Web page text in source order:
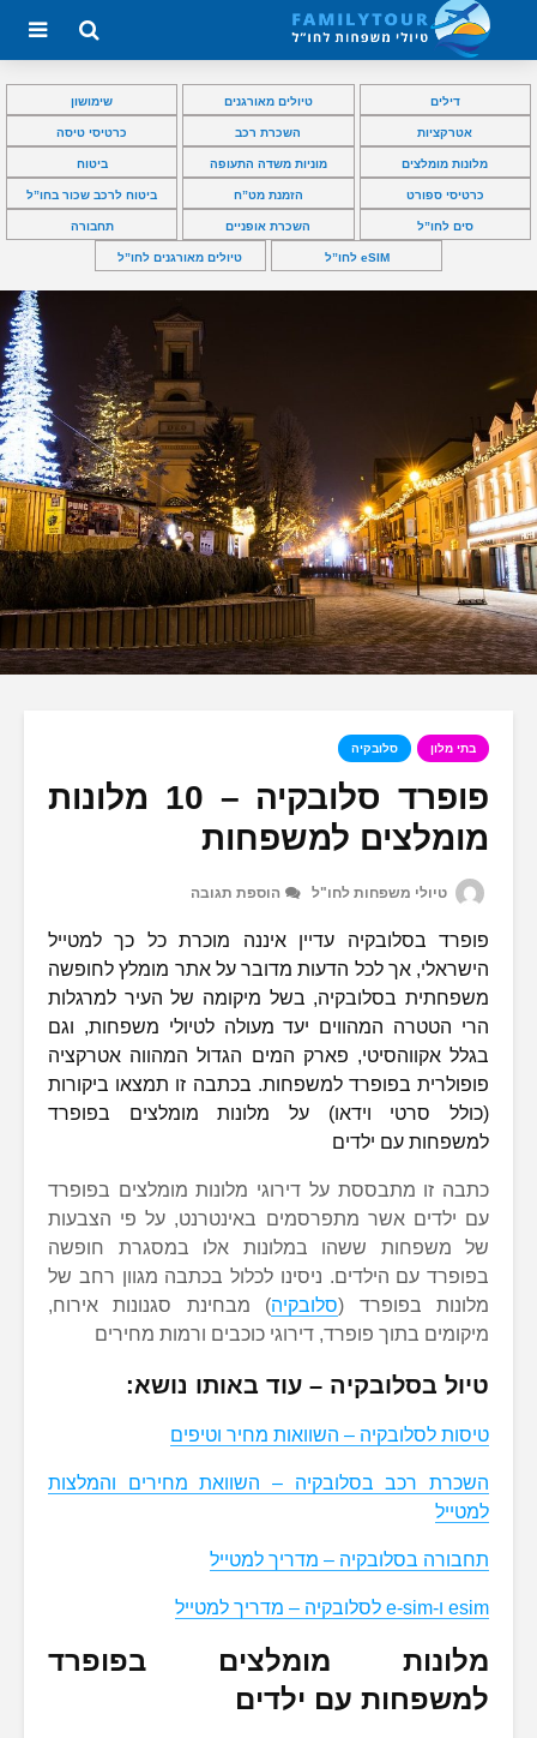
דילים טיולים מאורגנים שימושון
אטרקציות השכרת רכב כרטיסי טיסה
מלונות מומלצים מוניות משדה התעופה ביטוח
כרטיסי ספורט הזמנת מט”ח ביטוח לרכב שכור בחו”ל
סים לחו”ל השכרת אופניים תחבורה
eSIM לחו”ל טיולים מאורגנים לחו”ל
בתי מלון סלובקיה
פופרד סלובקיה – 10 מלונות
מומלצים למשפחות
טיולי משפחות לחו"ל הוספת תגובה
פופרד בסלובקיה עדיין איננה מוכרת כל כך למטייל
הישראלי, אך לכל הדעות מדובר על אתר מומלץ לחופשה
משפחתית בסלובקיה, בשל מיקומה של העיר למרגלות
הרי הטטרה המהווים יעד מעולה לטיולי משפחות, וגם
בגלל אקווהסיטי, פארק המים הגדול המהווה אטרקציה
פופולרית בפופרד למשפחות. בכתבה זו תמצאו ביקורות
(כולל סרטי וידאו) על מלונות מומלצים בפופרד
למשפחות עם ילדים
כתבה זו מתבססת על דירוגי מלונות מומלצים בפופרד
עם ילדים אשר מתפרסמים באינטרנט, על פי הצבעות
של משפחות ששהו במלונות אלו במסגרת חופשה
בפופרד עם הילדים. ניסינו לכלול בכתבה מגוון רחב של
מלונות בפופרד (סלובקיה) מבחינת סגנונות אירוח,
מיקומים בתוך פופרד, דירוגי כוכבים ורמות מחירים
טיול בסלובקיה – עוד באותו נושא:
טיסות לסלובקיה – השוואות מחיר וטיפים
השכרת רכב בסלובקיה – השוואת מחירים והמלצות
למטייל
תחבורה בסלובקיה – מדריך למטייל
esim ו-e-sim לסלובקיה – מדריך למטייל
מלונות מומלצים בפופרד
למשפחות עם ילדים